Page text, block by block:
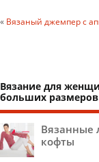
« Вязаный джемпер с
Вязание для
больших размеров
Вязанные
кофты